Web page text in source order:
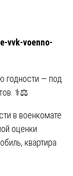
vvk-voenno-
годности — под
⚕️⚖️
в военкомате
оценки
квартира